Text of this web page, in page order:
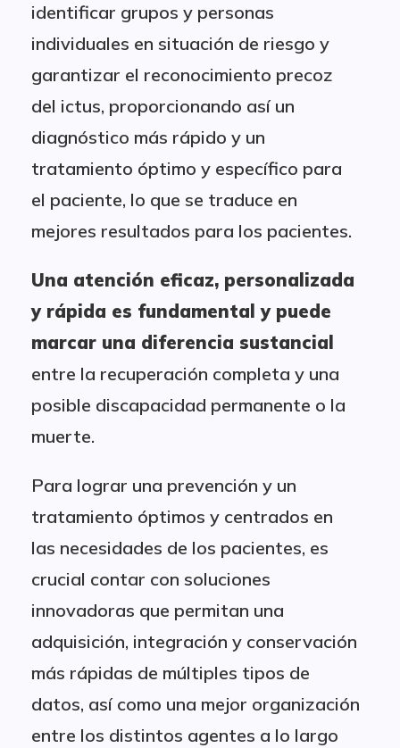
identificar grupos y personas
individuales en situación de riesgo y
garantizar el reconocimiento precoz
del ictus, proporcionando así un
diagnóstico más rápido y un
tratamiento óptimo y específico para
el paciente, lo que se traduce en
mejores resultados para los pacientes.
Una atención eficaz, personalizada
y rápida es fundamental y puede
marcar una diferencia sustancial
entre la recuperación completa y una
posible discapacidad permanente o la
muerte.
Para lograr una prevención y un
tratamiento óptimos y centrados en
las necesidades de los pacientes, es
crucial contar con soluciones
innovadoras que permitan una
adquisición, integración y conservación
más rápidas de múltiples tipos de
datos, así como una mejor organización
entre los distintos agentes a lo largo